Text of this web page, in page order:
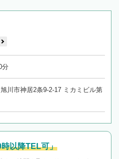
分
川市神居2条9-2-17 ミカミビル第
以降TEL可」